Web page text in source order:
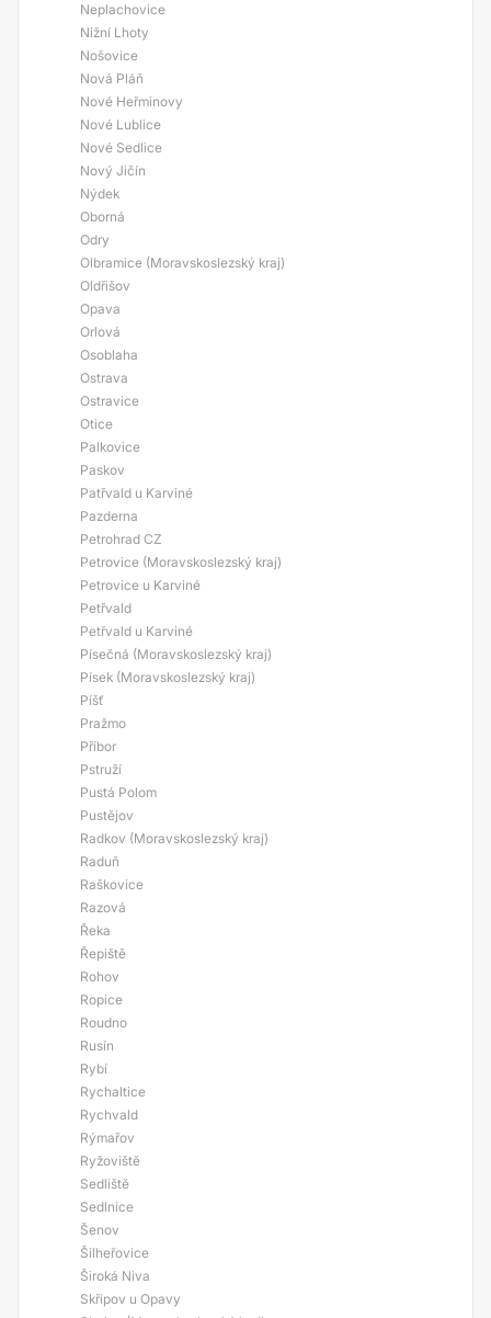
Neplachovice
Nižní Lhoty
Nošovice
Nová Pláň
Nové Heřminovy
Nové Lublice
Nové Sedlice
Nový Jičín
Nýdek
Oborná
Odry
Olbramice (Moravskoslezský kraj)
Oldřišov
Opava
Orlová
Osoblaha
Ostrava
Ostravice
Otice
Palkovice
Paskov
Patřvald u Karviné
Pazderna
Petrohrad CZ
Petrovice (Moravskoslezský kraj)
Petrovice u Karviné
Petřvald
Petřvald u Karviné
Písečná (Moravskoslezský kraj)
Písek (Moravskoslezský kraj)
Píšť
Pražmo
Příbor
Pstruží
Pustá Polom
Pustějov
Radkov (Moravskoslezský kraj)
Raduň
Raškovice
Razová
Řeka
Řepiště
Rohov
Ropice
Roudno
Rusín
Rybí
Rychaltice
Rychvald
Rýmařov
Ryžoviště
Sedliště
Sedlnice
Šenov
Šilheřovice
Široká Niva
Skřipov u Opavy